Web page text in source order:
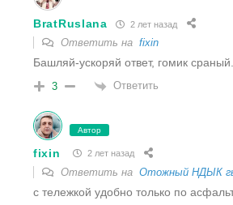
BratRuslana 2 лет назад
Ответить на fixin
Башляй-ускоряй ответ, гомик
3 Ответить
Автор
fixin 2 лет назад
Ответить на Отожный НДЫК
с тележкой удобно только по